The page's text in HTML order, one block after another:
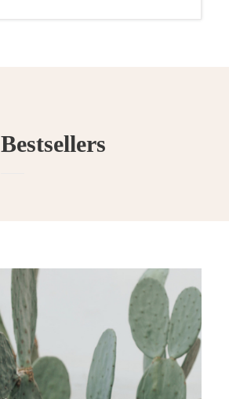
Bestsellers